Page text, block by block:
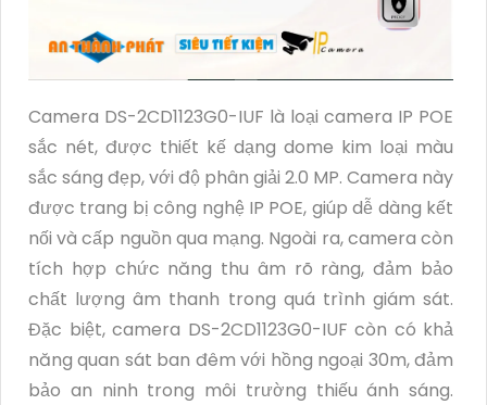
Camera DS-2CD1123G0-IUF là loại camera IP POE
sắc nét, được thiết kế dạng dome kim loại màu
sắc sáng đẹp, với độ phân giải 2.0 MP. Camera này
được trang bị công nghệ IP POE, giúp dễ dàng kết
nối và cấp nguồn qua mạng. Ngoài ra, camera còn
tích hợp chức năng thu âm rõ ràng, đảm bảo
chất lượng âm thanh trong quá trình giám sát.
Đặc biệt, camera DS-2CD1123G0-IUF còn có khả
năng quan sát ban đêm với hồng ngoại 30m, đảm
bảo an ninh trong môi trường thiếu ánh sáng.